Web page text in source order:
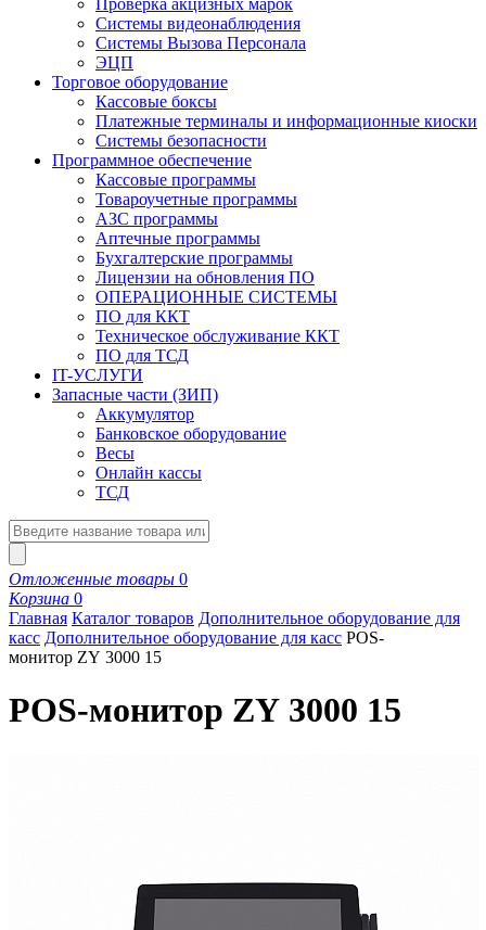
Проверка акцизных марок
Системы видеонаблюдения
Системы Вызова Персонала
ЭЦП
Торговое оборудование
Кассовые боксы
Платежные терминалы и информационные киоски
Системы безопасности
Программное обеспечение
Кассовые программы
Товароучетные программы
АЗС программы
Аптечные программы
Бухгалтерские программы
Лицензии на обновления ПО
ОПЕРАЦИОННЫЕ СИСТЕМЫ
ПО для ККТ
Техническое обслуживание ККТ
ПО для ТСД
IT-УСЛУГИ
Запасные части (ЗИП)
Аккумулятор
Банковское оборудование
Весы
Онлайн кассы
ТСД
Отложенные товары 0
Корзина 0
Главная Каталог товаров Дополнительное оборудование для
касс Дополнительное оборудование для касс POS-
монитор ZY 3000 15
POS-монитор ZY 3000 15